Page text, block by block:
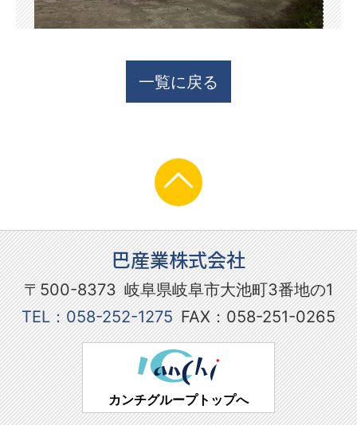
一覧に戻る
巴産業株式会社
〒500-8373 岐阜県岐阜市大池町3番地の1
TEL：058-252-1275 FAX：058-251-0265
カンチグループトップへ